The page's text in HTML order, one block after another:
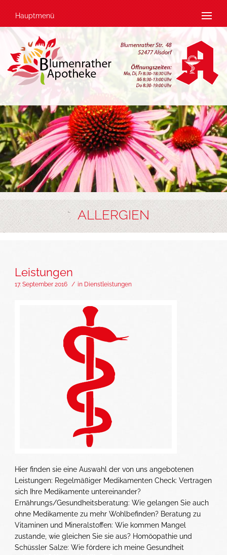
Hauptmenü
ALLERGIEN
Leistungen
17. September 2016 / in Dienstleistungen
Hier finden sie eine Auswahl der von uns angebotenen
Leistungen: Regelmäßiger Medikamenten Check: Vertragen
sich Ihre Medikamente untereinander?
Ernährungs/Gesundheitsberatung: Wie gelangen Sie auch
ohne Medikamente zu mehr Wohlbefinden? Beratung zu
Vitaminen und Mineralstoffen: Wie kommen Mangel
zustande, wie gleichen Sie sie aus? Homöopathie und
Schüssler Salze: Wie fördere ich meine Gesundheit